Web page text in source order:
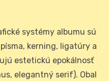
systémy albumu sú
kerning, ligatúry a
estetickú epokálnosť
elegantný serif). Obal